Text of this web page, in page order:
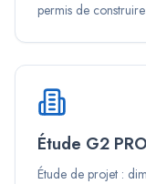
permis de
Étude G2 PRO
Étude de projet :